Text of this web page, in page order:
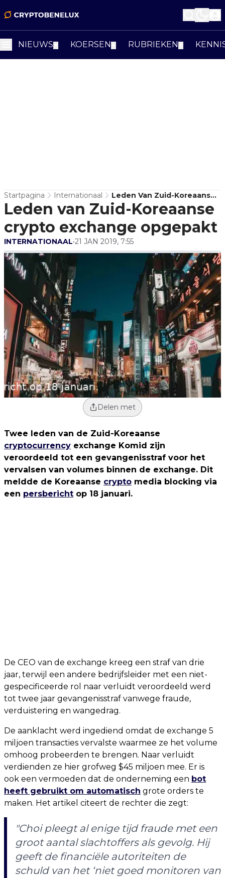
NIEUWS KOERSEN RUBRIEKEN
Startpagina Internationaal
Leden Van Zuid-Koreaanse
Crypto Exchange Opgepakt
Leden van Zuid-Koreaanse
crypto exchange opgepakt
INTERNATIONAAL•21 JAN 2019, 7:55
Delen met
Twee leden van de Zuid-Koreaanse
cryptocurrency exchange Komid zijn
veroordeeld tot een gevangenisstraf voor het
vervalsen van volumes binnen de exchange. Dit
meldde de Koreaanse crypto media blocking via
een persbericht op 18 januari.
De CEO van de exchange kreeg een straf van drie
jaar, terwijl een andere bedrijfsleider met een niet-
gespecificeerde rol naar verluidt veroordeeld werd
tot twee jaar gevangenisstraf vanwege fraude,
verduistering en wangedrag.
De aanklacht werd ingediend omdat de exchange 5
miljoen transacties vervalste waarmee ze het volume
omhoog probeerden te brengen. Naar verluidt
verdienden ze hier grofweg $45 miljoen mee. Er is
ook een vermoeden dat de onderneming een bot
heeft gebruikt om automatisch grote orders te
maken. Het artikel citeert de rechter die zegt:
"Choi pleegt al enige tijd fraude met een
groot aantal slachtoffers als gevolg. Hij
geeft de financiële autoriteiten de
schuld van het ‘niet goed monitoren van